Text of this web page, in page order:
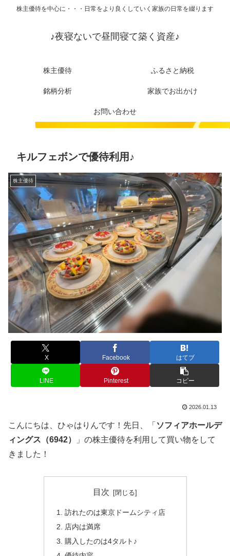
株主優待を中心に・・・日常をより良くしていく家族の日常を綴ります
♪夜寝ないで昼間寝て築く資産♪
株主優待 ふるさと納税
銘柄分析 家族でお出かけ
お問い合わせ
キルフェボンで優待利用♪
株主優待
X Facebook はてブ
LINE Pinterest コピー
2026.01.13
こんにちは、ひゃはりんです！先日、「 ソフィアホールデ
ィングス（6942）
」の株主優待を利用して買い物をして
きました！
目次
訪れたのは東京ドームシティ店
店内は満席
購入したのは4タルト♪